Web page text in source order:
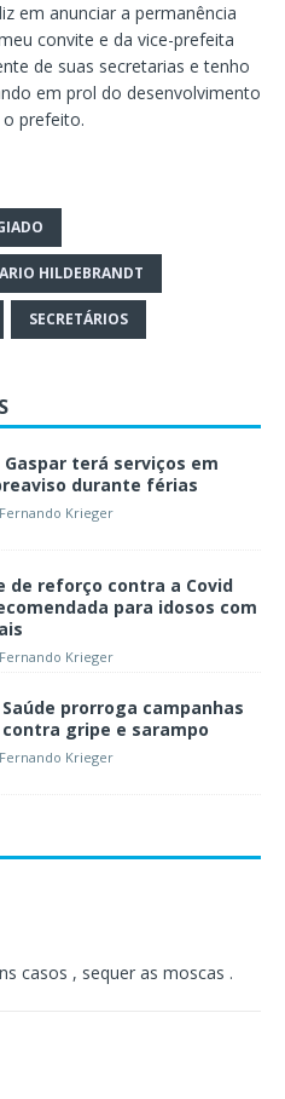
em anunciar a permanência
convite e da vice-prefeita
de suas secretarias e tenho
em prol do desenvolvimento
o prefeito.
HILDEBRANDT
SECRETÁRIOS
terá serviços em
durante férias
Fernando Krieger
de reforço contra a Covid
para idosos com
Fernando Krieger
prorroga campanhas
gripe e sarampo
Fernando Krieger
casos , sequer as moscas .